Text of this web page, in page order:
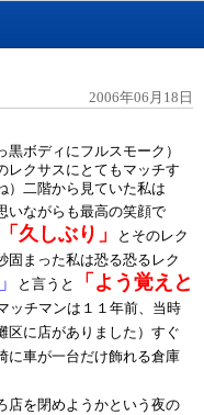
2006年06月18日
ボディにフルスモーク）
レクサスにとてもマッチす
）二階から見ていた私は
いながらも最高の笑顔で
「久しぶり」
とそのレク
固まった私は恐る恐るレク
と言うと
「よう覚えと
ッチマンは１１年前、当時
区に店がありました）すぐ
に車が一台だけ飾れる倉庫
店を閉めようかという夜の